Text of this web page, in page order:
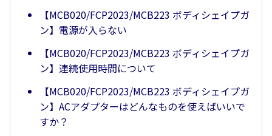
【MCB020/FCP2023/MCB223 ボディシェイプガ
ン】電源が入らない
【MCB020/FCP2023/MCB223 ボディシェイプガ
ン】連続使用時間について
【MCB020/FCP2023/MCB223 ボディシェイプガ
ン】ACアダプターはどんなものを使えばいいで
すか？